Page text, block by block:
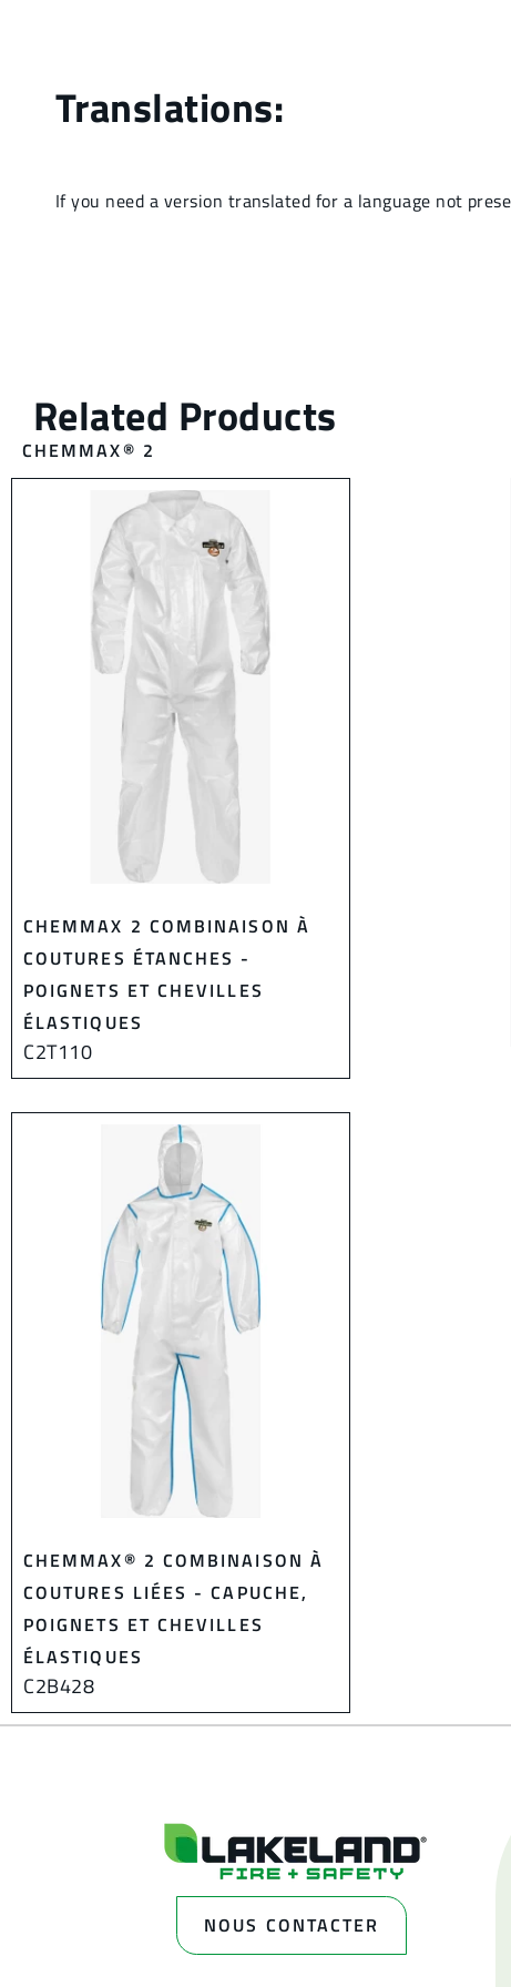
CHEMMAX® 2
CHEMMAX 2 COMBINAISON À
COUTURES ÉTANCHES -
POIGNETS ET CHEVILLES
ÉLASTIQUES
C2T110
CHEMMAX® 2 COMBINAISON À
COUTURES LIÉES - CAPUCHE,
POIGNETS ET CHEVILLES
ÉLASTIQUES
C2B428
NOUS CONTACTER